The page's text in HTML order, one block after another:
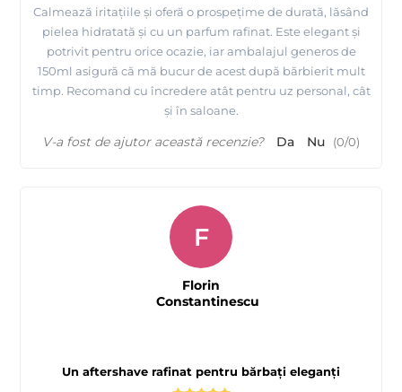
Calmează iritațiile și oferă o prospețime de durată, lăsând
pielea hidratată și cu un parfum rafinat. Este elegant și
potrivit pentru orice ocazie, iar ambalajul generos de
150ml asigură că mă bucur de acest după bărbierit mult
timp. Recomand cu încredere atât pentru uz personal, cât
și în saloane.
V-a fost de ajutor această recenzie? Da Nu (0/0)
Un aftershave rafinat pentru bărbați eleganți
F
Florin
Constantinescu